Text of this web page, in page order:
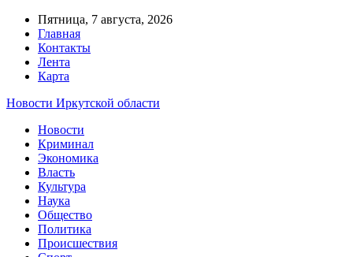
Пятница, 7 августа, 2026
Главная
Контакты
Лента
Карта
Новости Иркутской области
Новости
Криминал
Экономика
Власть
Культура
Наука
Общество
Политика
Происшествия